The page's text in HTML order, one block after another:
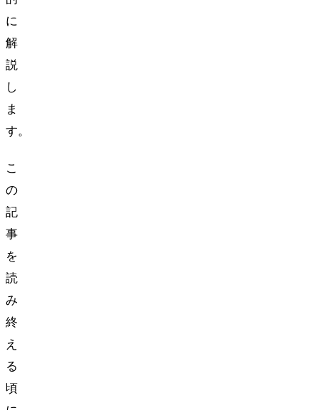
に
解
説
し
ま
す。
こ
の
記
事
を
読
み
終
え
る
頃